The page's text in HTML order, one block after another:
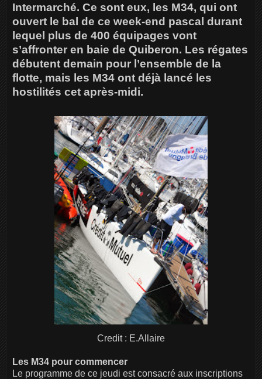
Intermarché. Ce sont eux, les M34, qui ont
ouvert le bal de ce week-end pascal durant
lequel plus de 400 équipages vont
s’affronter en baie de Quiberon. Les régates
débutent demain pour l’ensemble de la
flotte, mais les M34 ont déjà lancé les
hostilités cet après-midi.
Credit : E.Allaire
Les M34 pour commencer
Le programme de ce jeudi est consacré aux inscriptions